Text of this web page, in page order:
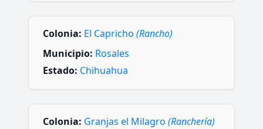
Colonia: El Capricho (Rancho)
Municipio: Rosales
Estado: Chihuahua
Colonia: Granjas el Milagro (Ranchería)